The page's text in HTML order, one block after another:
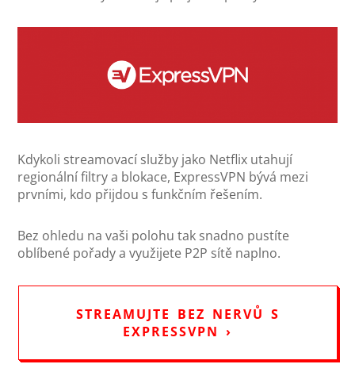
Kdykoli streamovací služby jako Netflix utahují
regionální filtry a blokace, ExpressVPN bývá mezi
prvními, kdo přijdou s funkčním řešením.
Bez ohledu na vaši polohu tak snadno pustíte
oblíbené pořady a využijete P2P sítě naplno.
STREAMUJTE BEZ NERVŮ S
EXPRESSVPN ›